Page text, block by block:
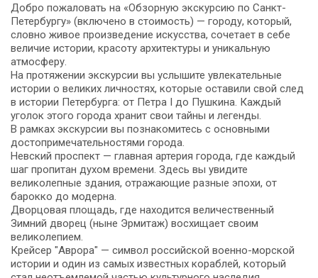
Добро пожаловать на «Обзорную экскурсию по Санкт-
Петербургу» (включено в стоимость) — городу, который,
словно живое произведение искусства, сочетает в себе
величие истории, красоту архитектуры и уникальную
атмосферу.
На протяжении экскурсии вы услышите увлекательные
истории о великих личностях, которые оставили свой след
в истории Петербурга: от Петра I до Пушкина. Каждый
уголок этого города хранит свои тайны и легенды.
В рамках экскурсии вы познакомитесь с основными
достопримечательностями города.
Невский проспект — главная артерия города, где каждый
шаг пропитан духом времени. Здесь вы увидите
великолепные здания, отражающие разные эпохи, от
барокко до модерна.
Дворцовая площадь, где находится величественный
Зимний дворец (ныне Эрмитаж) восхищает своим
великолепием.
Крейсер "Аврора" — символ российской военно-морской
истории и один из самых известных кораблей, который